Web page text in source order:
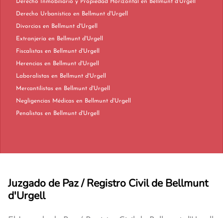
Derecho Inmobiliario y Propiedad Horizontal en Bellmunt d'Urgell
Derecho Urbanístico en Bellmunt d'Urgell
Divorcios en Bellmunt d'Urgell
Extranjería en Bellmunt d'Urgell
Fiscalistas en Bellmunt d'Urgell
Herencias en Bellmunt d'Urgell
Laboralistas en Bellmunt d'Urgell
Mercantilistas en Bellmunt d'Urgell
Negligencias Médicas en Bellmunt d'Urgell
Penalistas en Bellmunt d'Urgell
Juzgado de Paz / Registro Civil de Bellmunt
d'Urgell